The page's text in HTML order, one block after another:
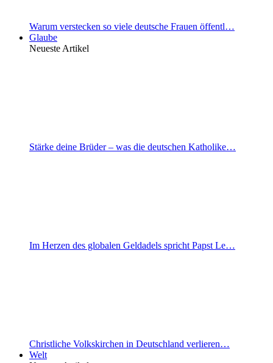
Warum verstecken so viele deutsche Frauen öffentl…
Glaube
Neueste Artikel
Stärke deine Brüder – was die deutschen Katholike…
Im Herzen des globalen Geldadels spricht Papst Le…
Christliche Volkskirchen in Deutschland verlieren…
Welt